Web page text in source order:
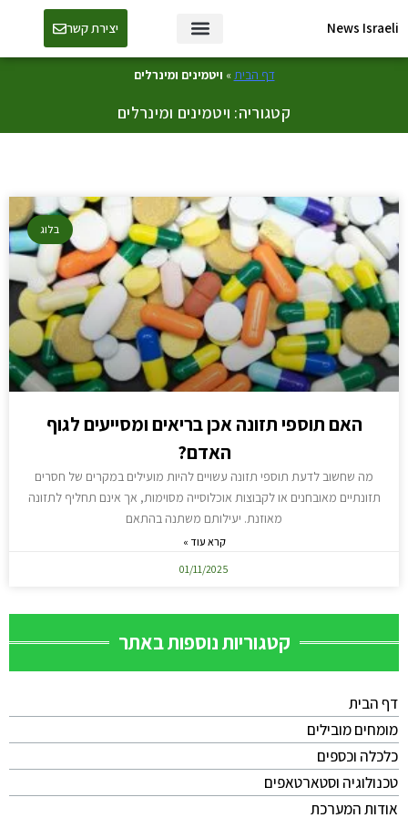
News Israeli יצירת קשר
דף הבית» ויטמינים ומינרלים
קטגוריה: ויטמינים ומינרלים
בלוג
האם תוספי תזונה אכן בריאים ומסייעים לגוף
האדם?
מה שחשוב לדעת תוספי תזונה עשויים להיות מועילים במקרים של חסרים
תזונתיים מאובחנים או לקבוצות אוכלוסייה מסוימות, אך אינם תחליף לתזונה
מאוזנת. יעילותם משתנה בהתאם
קרא עוד »
01/11/2025
קטגוריות נוספות באתר
דף הבית
מומחים מובילים
כלכלה וכספים
טכנולוגיה וסטארטאפים
אודות המערכת